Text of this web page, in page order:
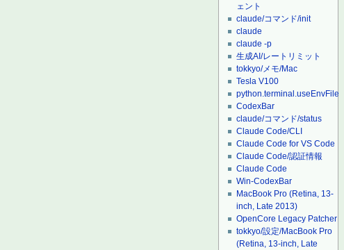
ェント
claude/コマンド/init
claude
claude -p
生成AI/レートリミット
tokkyo/メモ/Mac
Tesla V100
python.terminal.useEnvFile
CodexBar
claude/コマンド/status
Claude Code/CLI
Claude Code for VS Code
Claude Code/認証情報
Claude Code
Win-CodexBar
MacBook Pro (Retina, 13-
inch, Late 2013)
OpenCore Legacy Patcher
tokkyo/設定/MacBook Pro
(Retina, 13-inch, Late